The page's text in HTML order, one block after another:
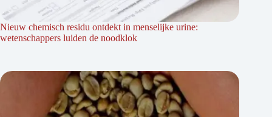
Nieuw chemisch residu ontdekt in menselijke urine:
wetenschappers luiden de noodklok